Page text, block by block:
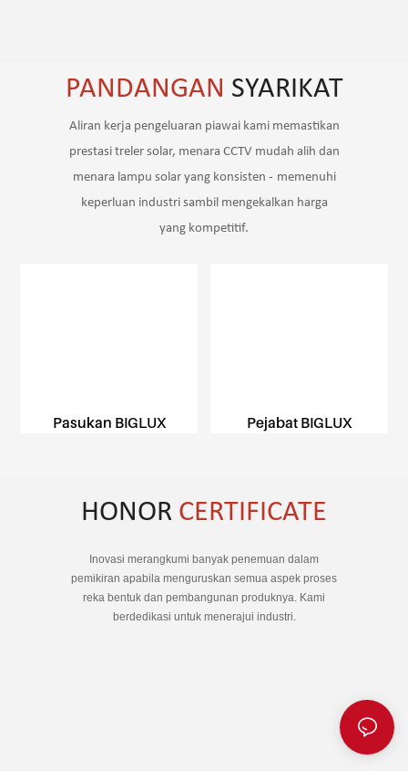
PANDANGAN SYARIKAT
Aliran kerja pengeluaran piawai kami memastikan
prestasi treler solar, menara CCTV mudah alih dan
menara lampu solar yang konsisten - memenuhi
keperluan industri sambil mengekalkan harga
yang kompetitif.
Pasukan BIGLUX Pejabat BIGLUX
HONOR CERTIFICATE
Inovasi merangkumi banyak penemuan dalam
pemikiran apabila menguruskan semua aspek proses
reka bentuk dan pembangunan produknya. Kami
berdedikasi untuk menerajui industri.